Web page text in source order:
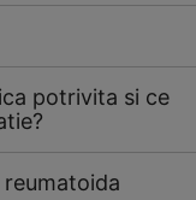
potrivita si ce